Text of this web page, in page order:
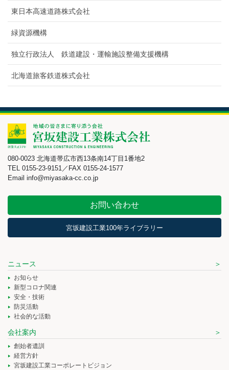
東日本高速道路株式会社
緑資源機構
独立行政法人 鉄道建設・運輸施設整備支援機構
北海道旅客鉄道株式会社
080-0023 北海道帯広市西13条南14丁目1番地2
TEL 0155-23-9151／FAX 0155-24-1577
Email info@miyasaka-cc.co.jp
お問い合わせ
宮坂建設工業100年ライブラリー
ニュース
お知らせ
新型コロナ関連
安全・技術
防災活動
社会的な活動
会社案内
創始者遺訓
経営方針
宮坂建設工業コーポレートビジョン